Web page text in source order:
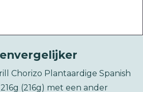
Chorizo Plantaardige Spanish
(216g) met een ander